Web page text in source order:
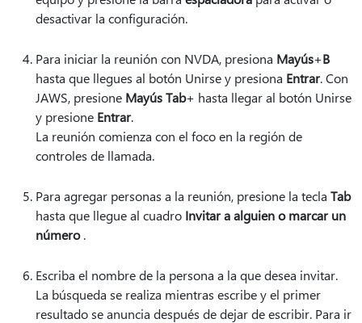
desactivar la configuración.
Para iniciar la reunión con NVDA, presiona Mayús+B
hasta que llegues al botón Unirse y presiona Entrar. Con
JAWS, presione Mayús Tab+ hasta llegar al botón Unirse
y presione Entrar.
La reunión comienza con el foco en la región de
controles de llamada.
Para agregar personas a la reunión, presione la tecla Tab
hasta que llegue al cuadro Invitar a alguien o marcar un
número.
Escriba el nombre de la persona a la que desea invitar.
La búsqueda se realiza mientras escribe y el primer
resultado se anuncia después de dejar de escribir. Para ir